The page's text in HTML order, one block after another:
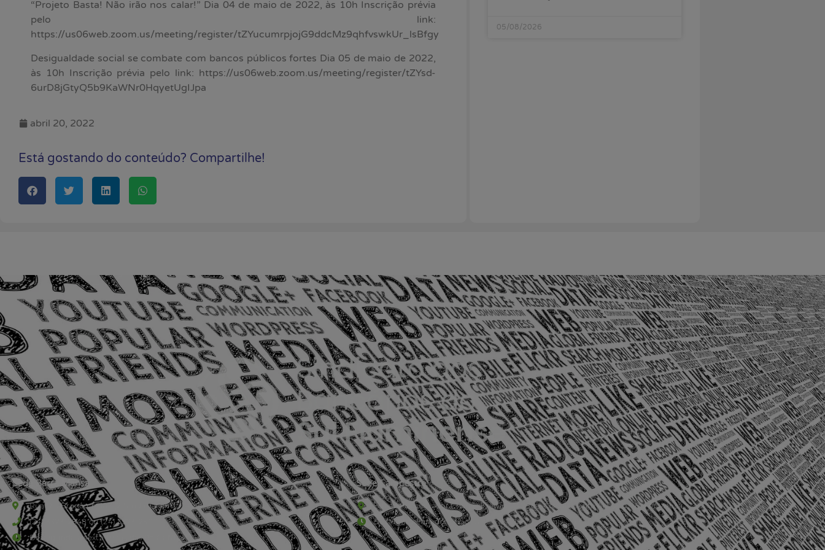
“Projeto Basta! Não irão nos calar!” Dia 04 de maio de 2022, às 10h Inscrição prévia
pelo link:
https://us06web.zoom.us/meeting/register/tZYucumrpjojG9ddcMz9qhfvswkUr_lsBfgy
Desigualdade social se combate com bancos públicos fortes Dia 05 de maio de 2022,
às 10h Inscrição prévia pelo link: https://us06web.zoom.us/meeting/register/tZYsd-
6urD8jGtyQ5b9KaWNr0HqyetUgIJpa
abril 20, 2022
Está gostando do conteúdo? Compartilhe!
05/08/2026
Sede Barra Mansa
Rua Rio Branco, nº107 (2º andar), Centro - Cep: 27.330-030
(24) 3323-2848 ou (24) 3323-2500
De segunda à sexta-feira , das 9h às 17h.
Sede Campestre:
Estrada Governador Chagas Freitas – 3.780 – Colônia Santo Antônio – Barra Mansa
De terça-feira a domingo, das 9h às 17h